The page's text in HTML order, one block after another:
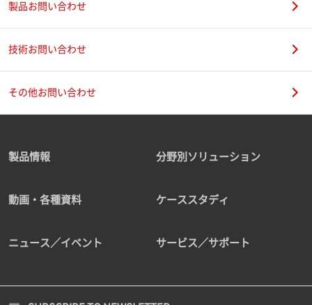
製品お問い合わせ
技術お問い合わせ
その他お問い合わせ
製品情報 分野別ソリューション
動画・各種資料 ケーススタディ
ニュース／イベント サービス／サポート